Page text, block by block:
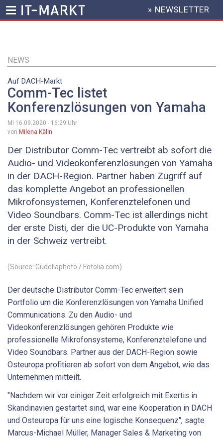
Inhalt
HEADER
MENU
» NEWSLETTER
NEWS
Auf DACH-Markt
Comm-Tec listet
Konferenzlösungen von Yamaha
Mi 16.09.2020 - 16:29 Uhr
von Milena Kälin
Der Distributor Comm-Tec vertreibt ab sofort die
Audio- und Videokonferenzlösungen von Yamaha
in der DACH-Region. Partner haben Zugriff auf
das komplette Angebot an professionellen
Mikrofonsystemen, Konferenztelefonen und
Video Soundbars. Comm-Tec ist allerdings nicht
der erste Disti, der die UC-Produkte von Yamaha
in der Schweiz vertreibt.
(Source: Gudellaphoto / Fotolia.com)
Der deutsche Distributor Comm-Tec erweitert sein
Portfolio um die Konferenzlösungen von Yamaha Unified
Communications. Zu den Audio- und
Videokonferenzlösungen gehören Produkte wie
professionelle Mikrofonsysteme, Konferenztelefone und
Video Soundbars. Partner aus der DACH-Region sowie
Osteuropa profitieren ab sofort von dem Angebot, wie das
Unternehmen mitteilt.
"Nachdem wir vor einiger Zeit erfolgreich mit Exertis in
Skandinavien gestartet sind, war eine Kooperation in DACH
und Osteuropa für uns eine logische Konsequenz", sagte
Marcus-Michael Müller, Manager Sales & Marketing von